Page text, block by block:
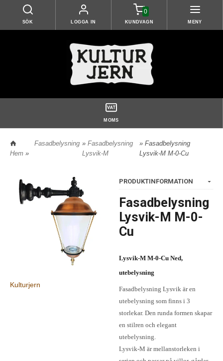
SÖK LOGGA IN
0
KUNDVAGN MENY
MOMS
Hem »
Fasadbelysning » Fasadbelysning
Lysvik-M
» Fasadbelysning
Lysvik-M M-0-Cu
Kulturjern
PRODUKTINFORMATION
Fasadbelysning
Lysvik-M M-0-
Cu
Lysvik-M M-0-Cu Ned,
utebelysning
Fasadbelysning Lysvik är en
utebelysning som finns i 3
storlekar. Den runda formen skapar
en stilren och elegant
utebelysning.
Lysvik-M är mellanstorleken i